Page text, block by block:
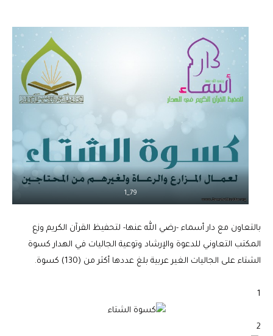
79_1
بالتعاون مع دار أسماء -رضي الله عنها- لتحفيظ القرآن الكريم وزع
المكتب التعاوني للدعوة والإرشاد وتوعية الجاليات في الهدار كسوة
الشتاء على الجاليات الغير عربية بلغ عددها أكثر من (130) كسوة.
1
2